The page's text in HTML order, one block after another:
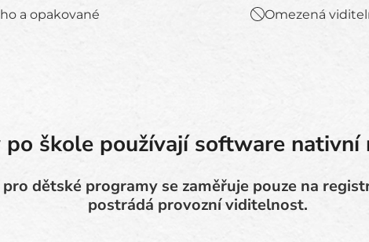
a opakované
Omezená
škole používají software nativní
dětské programy se zaměřuje pouze na
postrádá provozní viditelnost.